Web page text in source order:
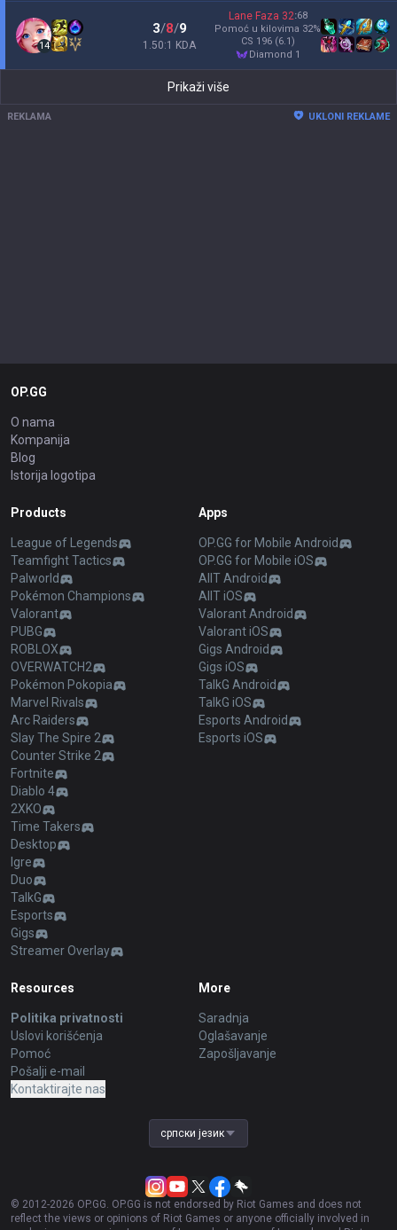
14
3/8/9
1.50:1 KDA
Lane Faza 32:68
Pomoć u kilovima 32%
CS 196 (6.1)
diamond 1
Prikaži više
REKLAMA UKLONI REKLAME
OP.GG
O nama
Kompanija
Blog
Istorija logotipa
Products
League of Legends
Teamfight Tactics
Palworld
Pokémon Champions
Valorant
PUBG
ROBLOX
OVERWATCH2
Pokémon Pokopia
Marvel Rivals
Arc Raiders
Slay The Spire 2
Counter Strike 2
Fortnite
Diablo 4
2XKO
Time Takers
Desktop
Igre
Duo
TalkG
Esports
Gigs
Streamer Overlay
Apps
OP.GG for Mobile Android
OP.GG for Mobile iOS
AllT Android
AllT iOS
Valorant Android
Valorant iOS
Gigs Android
Gigs iOS
TalkG Android
TalkG iOS
Esports Android
Esports iOS
Resources
Politika privatnosti
Uslovi korišćenja
Pomoć
Pošalji e-mail
Kontaktirajte nas
More
Saradnja
Oglašavanje
Zapošljavanje
српски језик
© 2012-2026 OP.GG. OP.GG is not endorsed by Riot Games and does not
reflect the views or opinions of Riot Games or anyone officially involved in